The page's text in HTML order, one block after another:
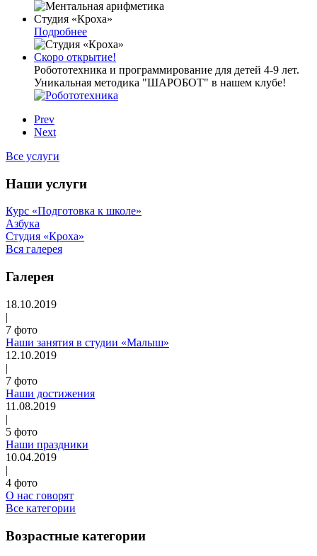
Студия «Кроха»
Подробнее
Скоро открытие!
Робототехника и программирование для детей 4-9 лет.
Уникальная методика "ШАРОБОТ" в нашем клубе!
Prev
Next
Все услуги
Наши услуги
Курс «Подготовка к школе»
Азбука
Студия «Кроха»
Вся галерея
Галерея
18.10.2019
|
7 фото
Наши занятия в студии «Малыш»
12.10.2019
|
7 фото
Наши достижения
11.08.2019
|
5 фото
Наши праздники
10.04.2019
|
4 фото
О нас говорят
Все категории
Возрастные категории